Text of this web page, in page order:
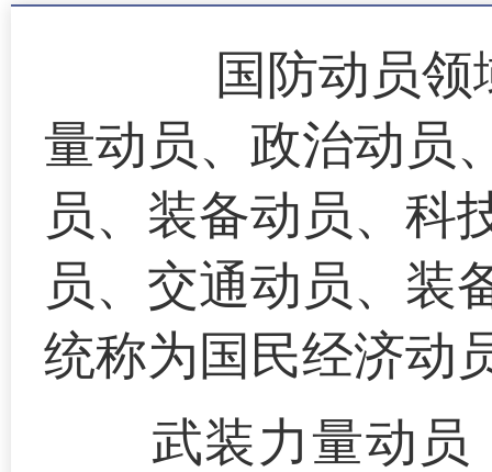
国防动员领域
量动员、政治动员
员、装备动员、科
员、交通动员、装
统称为国民经济动
武装力量动员